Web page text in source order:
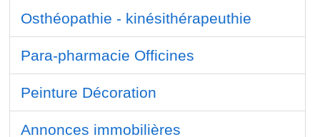
Osthéopathie - kinésithérapeuthie
Para-pharmacie Officines
Peinture Décoration
Annonces immobilières